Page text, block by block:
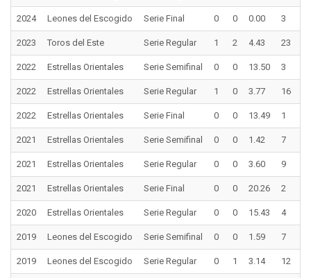
2024 Leones del Escogido Serie Final 0 0 0.00 3
2023 Toros del Este Serie Regular 1 2 4.43 23
2022 Estrellas Orientales Serie Semifinal 0 0 13.50 3
2022 Estrellas Orientales Serie Regular 1 0 3.77 16
2022 Estrellas Orientales Serie Final 0 0 13.49 1
2021 Estrellas Orientales Serie Semifinal 0 0 1.42 7
2021 Estrellas Orientales Serie Regular 0 0 3.60 9
2021 Estrellas Orientales Serie Final 0 0 20.26 2
2020 Estrellas Orientales Serie Regular 0 0 15.43 4
2019 Leones del Escogido Serie Semifinal 0 0 1.59 7
2019 Leones del Escogido Serie Regular 0 1 3.14 12